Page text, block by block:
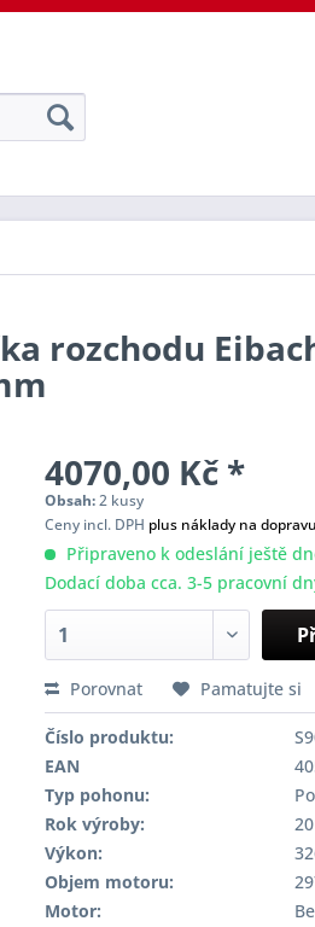
rozchodu
4070,00 Kč *
Obsah:2 kusy
Ceny incl. DPH plus náklady na dopravu
Připraveno k odeslání ještě
Dodací doba cca. 3-5 pracovní
Porovnat Pamatujte si
Číslo produktu:
EAN
Typ pohonu:
Rok výroby:
Výkon:
Objem motoru:
Motor: